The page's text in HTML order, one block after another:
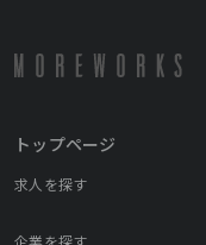
トップページ
求人を探す